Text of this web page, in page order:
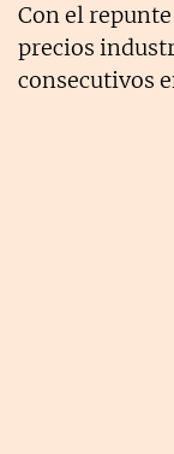
Con el
precios
consecutivos